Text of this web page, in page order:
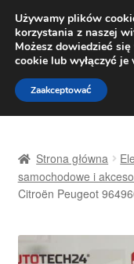
Pn.-pt.
Przejdź
do
nawigacji
Przejdź
do
treści
Dostawa
Kontakt
Strona główna
samochodowe i
Citroën Peugeot
Używamy plików
korzystania z naszej
Możesz dowiedzieć
cookie lub wyłączyć je
Zaakceptować